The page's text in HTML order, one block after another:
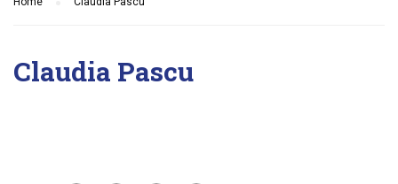
Claudia Pascu